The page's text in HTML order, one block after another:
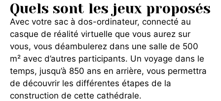
Quels sont les jeux proposés
Avec votre sac à dos-ordinateur, connecté au
casque de réalité virtuelle que vous aurez sur
vous, vous déambulerez dans une salle de 500
m² avec d’autres participants. Un voyage dans le
temps, jusqu’à 850 ans en arrière, vous permettra
de découvrir les différentes étapes de la
construction de cette cathédrale.